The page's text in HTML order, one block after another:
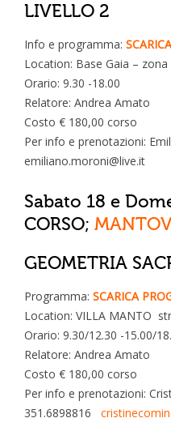
LIVELLO 2
Info e programma:
Location: Base Gaia –
Orario: 9.30 -18.00
Relatore: Andrea Amato
Costo € 180,00 corso
Per info e prenotazioni:
emiliano.moroni@live.it
Sabato 18 e
CORSO;
GEOMETRIA
Programma: SCARICA
Location: VILLA MANTO
Orario: 9.30/12.30 -15.00/
Relatore: Andrea Amato
Costo € 180,00 corso
Per info e prenotazioni:
351.6898816